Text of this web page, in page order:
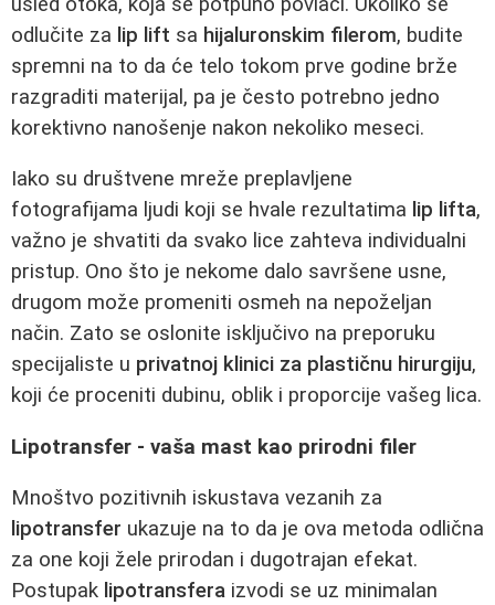
odlučite za lip lift sa hijaluronskim filerom, budite
spremni na to da će telo tokom prve godine brže
razgraditi materijal, pa je često potrebno jedno
korektivno nanošenje nakon nekoliko meseci.
Iako su društvene mreže preplavljene
fotografijama ljudi koji se hvale rezultatima lip lifta,
važno je shvatiti da svako lice zahteva individualni
pristup. Ono što je nekome dalo savršene usne,
drugom može promeniti osmeh na nepoželjan
način. Zato se oslonite isključivo na preporuku
specijaliste u privatnoj klinici za plastičnu hirurgiju,
koji će proceniti dubinu, oblik i proporcije vašeg lica.
Lipotransfer - vaša mast kao prirodni filer
Mnoštvo pozitivnih iskustava vezanih za
lipotransfer ukazuje na to da je ova metoda odlična
za one koji žele prirodan i dugotrajan efekat.
Postupak lipotransfera izvodi se uz minimalan